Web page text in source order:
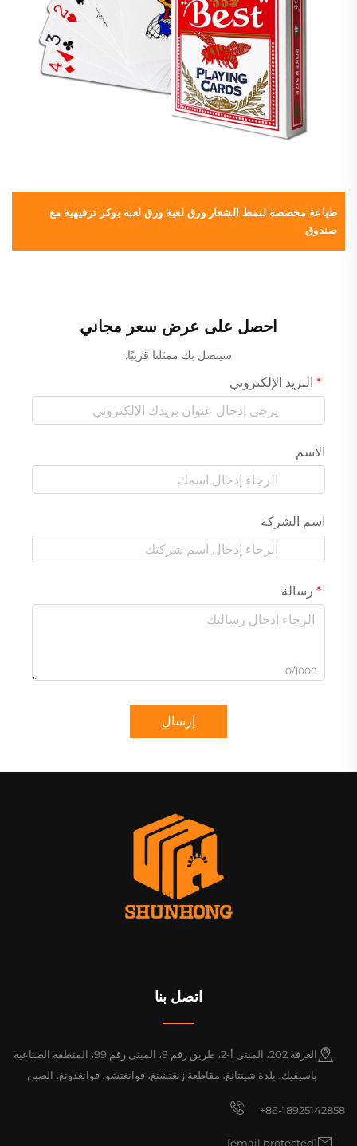
طباعة مخصصة لنمط الشعار ورق لعبة ورق لعبة بوكر ترفيهية مع
صندوق
احصل على عرض سعر مجاني
سيتصل بك ممثلنا قريبًا.
البريد الإلكتروني
الاسم
اسم الشركة
رسالة
0/1000
إرسال
اتصل بنا
الغرفة 202، المبنى أ-2، طريق رقم 9، المبنى رقم 99، المنطقة الصناعية
باسيفيك، بلدة شينتانغ، مقاطعة زنغتشنغ، قوانغتشو، قوانغدونغ، الصين
+86-18925142858
[email protected]